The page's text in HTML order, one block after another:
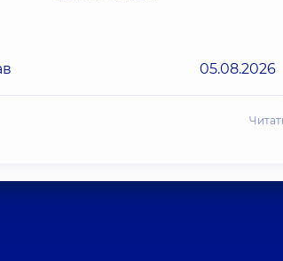
05.08.2026